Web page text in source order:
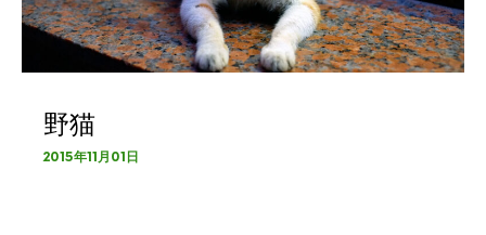
野猫
2015年11月01日